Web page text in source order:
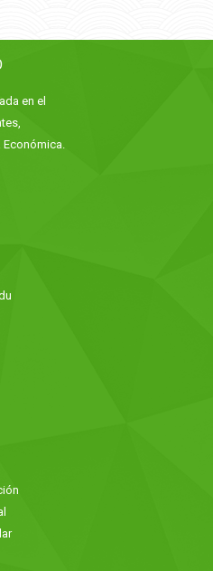
PinterestLinkedIn
en el